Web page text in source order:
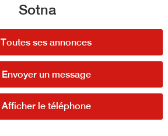
Sotna
Toutes ses annonces
Envoyer un message
Afficher le téléphone